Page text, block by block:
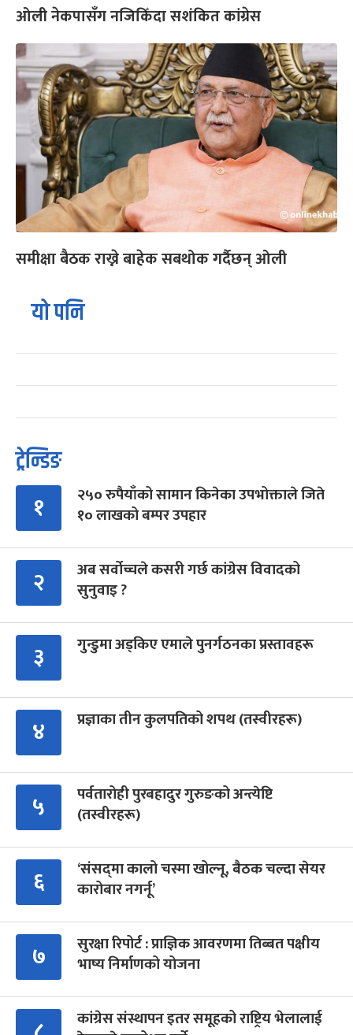
ओली नेकपासँग नजिकिँदा सशंकित कांग्रेस
समीक्षा बैठक राख्ने बाहेक सबथोक गर्दैछन् ओली
यो पनि
ट्रेन्डिङ
१
२५० रुपैयाँको सामान किनेका उपभोक्ताले जिते
१० लाखको बम्पर उपहार
२
अब सर्वोच्चले कसरी गर्छ कांग्रेस विवादको
सुनुवाइ ?
३ गुन्डुमा अड्किए एमाले पुनर्गठनका प्रस्तावहरू
४ प्रज्ञाका तीन कुलपतिको शपथ (तस्वीरहरू)
५
पर्वतारोही पुरबहादुर गुरुङको अन्त्येष्टि
(तस्वीरहरू)
६
‘संसद्‍मा कालो चस्मा खोल्नू, बैठक चल्दा सेयर
कारोबार नगर्नू’
७
सुरक्षा रिपोर्ट : प्राज्ञिक आवरणमा तिब्बत पक्षीय
भाष्य निर्माणको योजना
कांग्रेस संस्थापन इतर समूहको राष्ट्रिय भेलालाई